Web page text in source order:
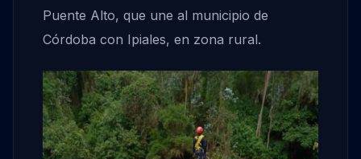
Puente Alto, que une al municipio de
Córdoba con Ipiales, en zona rural.